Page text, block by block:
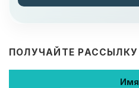
ПОЛУЧАЙТЕ РАССЫЛКУ
Имя